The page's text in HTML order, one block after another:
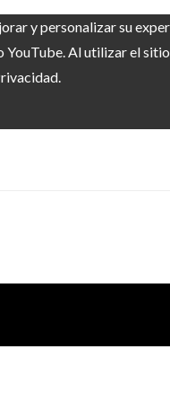
y personalizar su
Al utilizar el